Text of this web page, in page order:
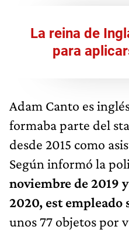
La reina de
para
Adam Canto es
formaba parte del
desde 2015 como
Según informó la
noviembre de 2019
2020, est empleado
unos 77 objetos por